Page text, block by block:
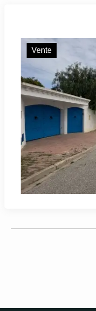
Vente